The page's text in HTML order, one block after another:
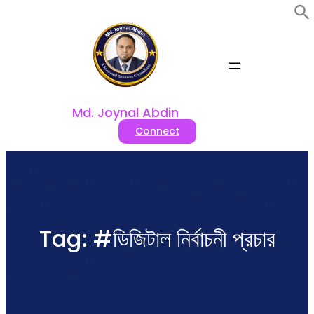
Md. Joynal Abdin
Connect
Tag: #ডিজিটাল নির্বাচনী প্রচার